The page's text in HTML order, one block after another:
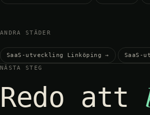
ANDRA STÄDER
SaaS-utveckling Linköping → SaaS-
NÄSTA STEG
Redo att